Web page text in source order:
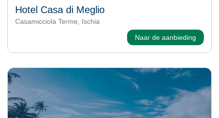
Hotel Casa di Meglio
Casamicciola Terme, Ischia
Naar de aanbieding